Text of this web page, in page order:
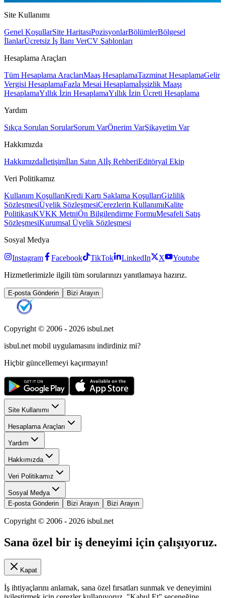
Site Kullanımı
Genel KoşullarSite HaritasıPozisyonlarBölümlerBölgesel
İlanlarÜcretsiz İş İlanı VerCV Şablonları
Hesaplama Araçları
Tüm Hesaplama AraçlarıMaaş HesaplamaTazminat HesaplamaGelir
Vergisi HesaplamaFazla Mesai Hesaplamaİşsizlik Maaşı
HesaplamaYıllık İzin HesaplamaYıllık İzin Ücreti Hesaplama
Yardım
Sıkça Sorulan SorularSorum VarÖnerim VarŞikayetim Var
Hakkımızda
Hakkımızdaİletişimİlan Satın Alİş RehberiEditöryal Ekip
Veri Politikamız
Kullanım KoşullarıKredi Kartı Saklama KoşullarıGizlilik
SözleşmesiÜyelik SözleşmesiÇerezlerin KullanımıKalite
PolitikasıKVKK MetniÖn Bilgilendirme FormuMesafeli Satış
SözleşmesiKurumsal Üyelik Sözleşmesi
Sosyal Medya
Instagram Facebook TikTok LinkedIn X
Youtube
Hizmetlerimizle ilgili tüm sorularınızı yanıtlamaya hazırız.
E-posta Gönderin Bizi Arayın
Copyright © 2006 - 2026 isbul.net
isbul.net mobil uygulamasını indirdiniz mi?
Hiçbir güncellemeyi kaçırmayın!
Site Kullanımı
Hesaplama Araçları
Yardım
Hakkımızda
Veri Politikamız
Sosyal Medya
E-posta Gönderin
Bizi Arayın Bizi Arayın
Copyright © 2006 - 2026 isbul.net
Sana özel bir iş deneyimi için çalışıyoruz.
Kapat
İş ihtiyaçlarını anlamak, sana özel fırsatları sunmak ve deneyimini